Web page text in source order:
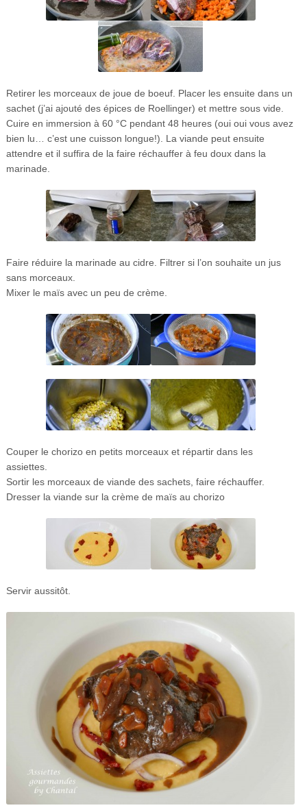
Retirer les morceaux de joue de boeuf. Placer les ensuite dans un
sachet (j’ai ajouté des épices de Roellinger) et mettre sous vide.
Cuire en immersion à 60 °C pendant 48 heures (oui oui vous avez
bien lu… c’est une cuisson longue!). La viande peut ensuite
attendre et il suffira de la faire réchauffer à feu doux dans la
marinade.
Faire réduire la marinade au cidre. Filtrer si l’on souhaite un jus
sans morceaux.
Mixer le maïs avec un peu de crème.
Couper le chorizo en petits morceaux et répartir dans les
assiettes.
Sortir les morceaux de viande des sachets, faire réchauffer.
Dresser la viande sur la crème de maïs au chorizo
Servir aussitôt.